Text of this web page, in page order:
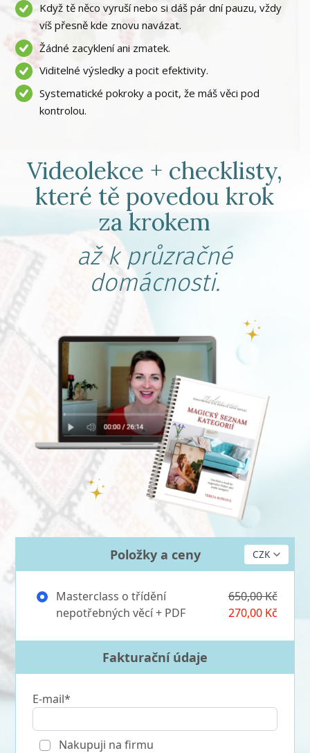
Když tě něco vyruší nebo si dáš pár dní pauzu, vždy
víš přesně kde znovu navázat.
Žádné zacyklení ani zmatek.
Viditelné výsledky a pocit efektivity.
Systematické pokroky a pocit, že máš věci pod
kontrolou.
Videolekce + checklisty,
které tě povedou krok
za krokem
až k průzračné
domácnosti.
Položky a ceny
Masterclass o třídění
nepotřebných věcí + PDF
650,00 Kč
270,00 Kč
Fakturační údaje
E-mail*
Nakupuji na firmu